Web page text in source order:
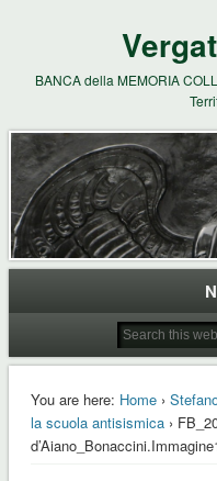
BANCA della MEMORIA
You are here: Home›
la scuola antisismica›